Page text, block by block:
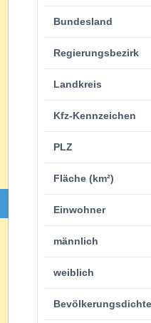
Bundesland
Regierungsbezirk
Landkreis
Kfz-Kennzeichen
PLZ
Fläche (km²)
Einwohner
männlich
weiblich
Bevölkerungsdichte